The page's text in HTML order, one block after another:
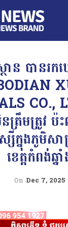
ាន បានរ
CO.,
រឹមត្រូវ ប៉
សីក្នុងភូមិស
ខេត្តកំពង់ឆ្ន
On Dec 7, 2025